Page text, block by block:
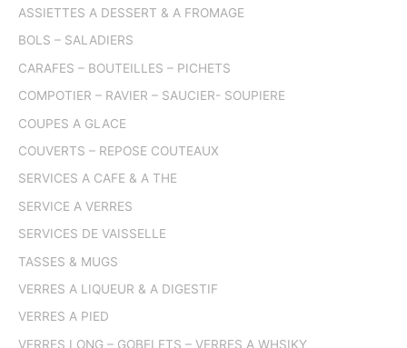
ASSIETTES A DESSERT & A FROMAGE
BOLS – SALADIERS
CARAFES – BOUTEILLES – PICHETS
COMPOTIER – RAVIER – SAUCIER- SOUPIERE
COUPES A GLACE
COUVERTS – REPOSE COUTEAUX
SERVICES A CAFE & A THE
SERVICE A VERRES
SERVICES DE VAISSELLE
TASSES & MUGS
VERRES A LIQUEUR & A DIGESTIF
VERRES A PIED
VERRES LONG – GOBELETS – VERRES A WHSIKY